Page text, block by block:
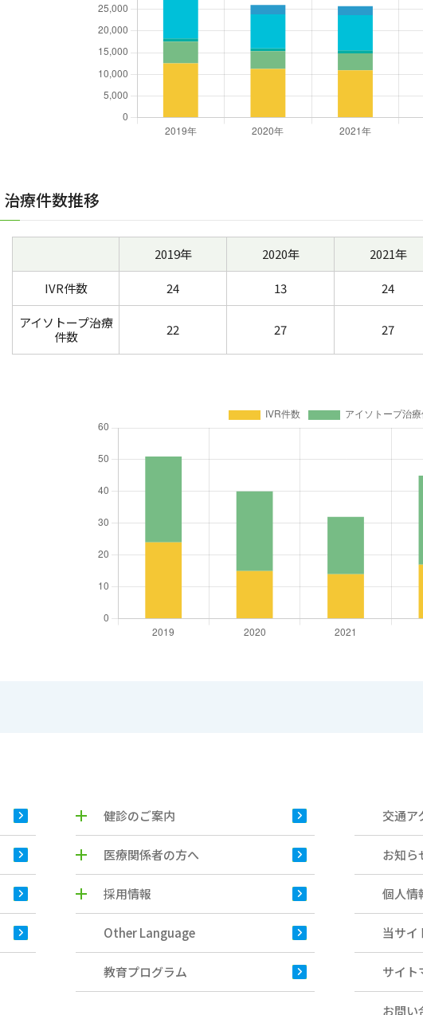
治療件数推移
2019年 2020年 2021年
IVR件数 24 13 24
アイソトープ治療
件数
22 27 27
健診のご案内
医療関係者の方へ
採用情報
Other Language
教育プログラム
交通ア
お知ら
個人情
当サイ
サイト
お問い